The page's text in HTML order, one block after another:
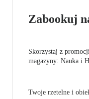
Zabookuj
Skorzystaj z
magazyny: Nauka i
Twoje rzetelne i